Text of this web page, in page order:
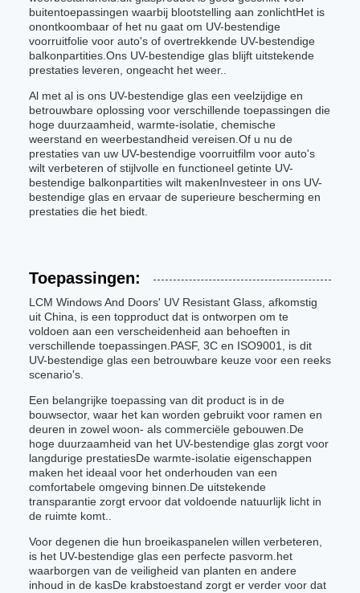
buitentoepassingen waarbij blootstelling aan zonlichtHet is
onontkoombaar of het nu gaat om UV-bestendige
voorruitfolie voor auto's of overtrekkende UV-bestendige
balkonpartities.Ons UV-bestendige glas blijft uitstekende
prestaties leveren, ongeacht het weer..
Al met al is ons UV-bestendige glas een veelzijdige en
betrouwbare oplossing voor verschillende toepassingen die
hoge duurzaamheid, warmte-isolatie, chemische
weerstand en weerbestandheid vereisen.Of u nu de
prestaties van uw UV-bestendige voorruitfilm voor auto's
wilt verbeteren of stijlvolle en functioneel getinte UV-
bestendige balkonpartities wilt makenInvesteer in ons UV-
bestendige glas en ervaar de superieure bescherming en
prestaties die het biedt.
Toepassingen:
LCM Windows And Doors' UV Resistant Glass, afkomstig
uit China, is een topproduct dat is ontworpen om te
voldoen aan een verscheidenheid aan behoeften in
verschillende toepassingen.PASF, 3C en ISO9001, is dit
UV-bestendige glas een betrouwbare keuze voor een reeks
scenario's.
Een belangrijke toepassing van dit product is in de
bouwsector, waar het kan worden gebruikt voor ramen en
deuren in zowel woon- als commerciële gebouwen.De
hoge duurzaamheid van het UV-bestendige glas zorgt voor
langdurige prestatiesDe warmte-isolatie eigenschappen
maken het ideaal voor het onderhouden van een
comfortabele omgeving binnen.De uitstekende
transparantie zorgt ervoor dat voldoende natuurlijk licht in
de ruimte komt..
Voor degenen die hun broeikaspanelen willen verbeteren,
is het UV-bestendige glas een perfecte pasvorm.het
waarborgen van de veiligheid van planten en andere
inhoud in de kasDe krabstoestand zorgt er verder voor dat